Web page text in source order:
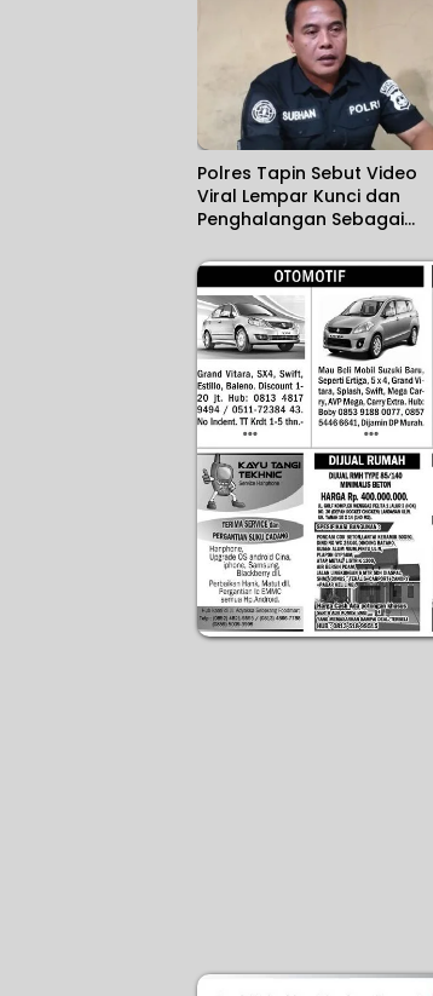
Polres Tapin Sebut Video
Viral Lempar Kunci dan
Penghalangan Sebagai